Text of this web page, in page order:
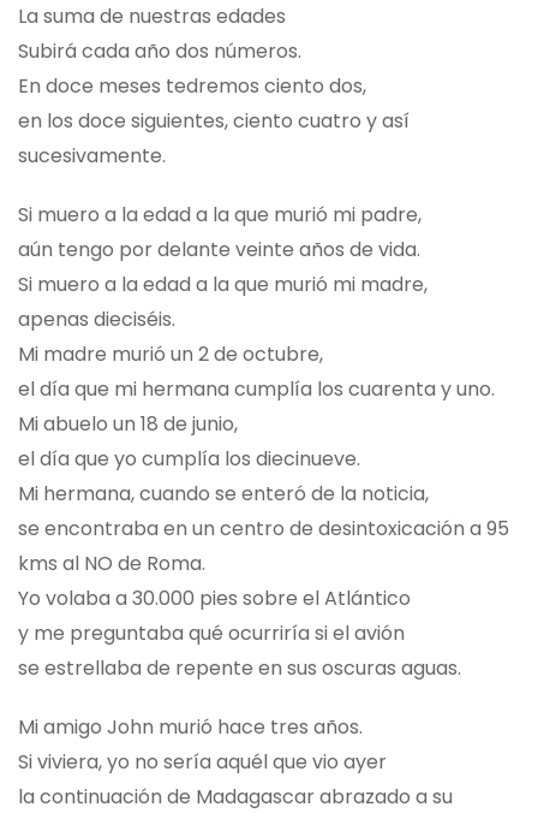
La suma de nuestras edades
Subirá cada año dos números.
En doce meses tedremos ciento dos,
en los doce siguientes, ciento cuatro y así
sucesivamente.
Si muero a la edad a la que murió mi padre,
aún tengo por delante veinte años de vida.
Si muero a la edad a la que murió mi madre,
apenas dieciséis.
Mi madre murió un 2 de octubre,
el día que mi hermana cumplía los cuarenta y uno.
Mi abuelo un 18 de junio,
el día que yo cumplía los diecinueve.
Mi hermana, cuando se enteró de la noticia,
se encontraba en un centro de desintoxicación a 95
kms al NO de Roma.
Yo volaba a 30.000 pies sobre el Atlántico
y me preguntaba qué ocurriría si el avión
se estrellaba de repente en sus oscuras aguas.
Mi amigo John murió hace tres años.
Si viviera, yo no sería aquél que vio ayer
la continuación de Madagascar abrazado a su